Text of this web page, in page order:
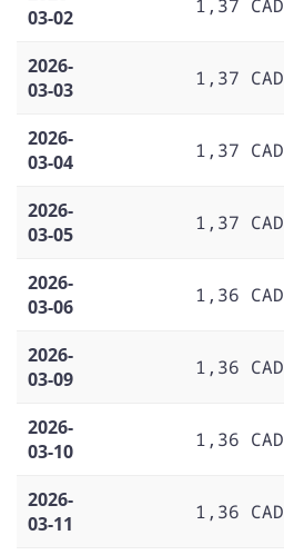
03-02
1,37 CAD
2026-
03-03
1,37 CAD
2026-
03-04
1,37 CAD
2026-
03-05
1,37 CAD
2026-
03-06
1,36 CAD
2026-
03-09
1,36 CAD
2026-
03-10
1,36 CAD
2026-
03-11
1,36 CAD